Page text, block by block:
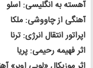
آهسته به انگلیسی: اسلو
آهنگی از چاووشی: ملکا
اپراتور انتقال انرژی: ترنا
اثر فهیمه رحیمی: پریا